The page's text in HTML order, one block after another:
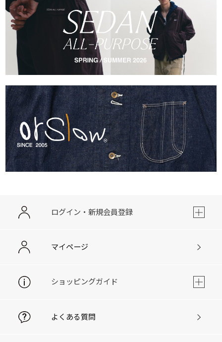
ログイン・新規会員登録
マイページ
ショッピングガイド
よくある質問